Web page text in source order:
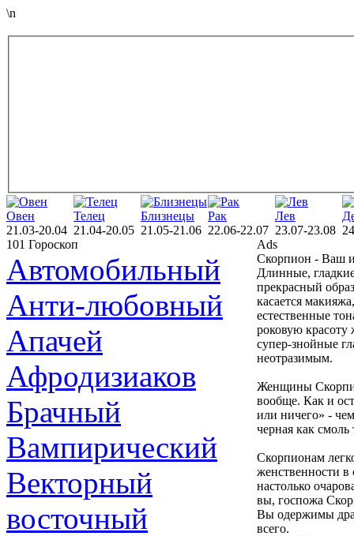
\n
Овен
21.03-20.04
Телец
21.04-20.05
Близнецы
21.05-21.06
Рак
22.06-22.07
Лев
23.07-23.08
101 Гороскоп
Автомобильный
Анти-любовный
Апачей
Афродизиаков
Брачный
Вампирический
Векторный
восточный
Ads
Скорпион - Ваш
Длинные,
прекрасный
касается
естественные
роковую
супер-знойные
неотразимым.
Женщины
вообще. Как и
или ничего» -
черная как
Скорпионам
женственности
настолько
вы, госпожа
Вы одержимы
всего.